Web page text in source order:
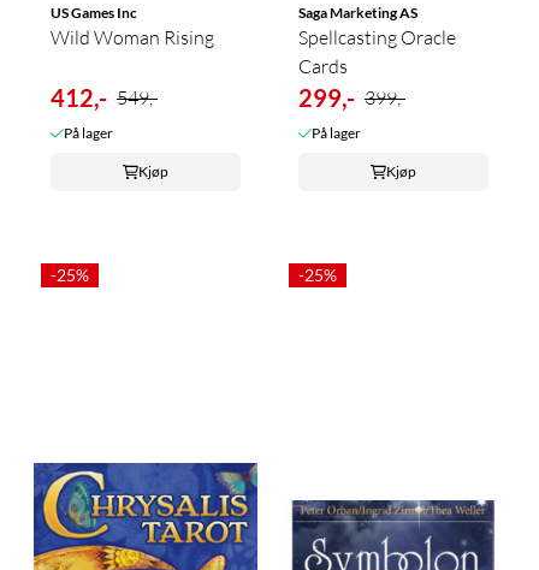
US Games Inc
Wild Woman Rising
412,- 549,-
På lager
Kjøp
Saga Marketing AS
Spellcasting Oracle
Cards
299,- 399,-
På lager
Kjøp
-25% -25%